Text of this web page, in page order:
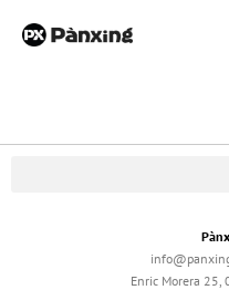
Enric Morera